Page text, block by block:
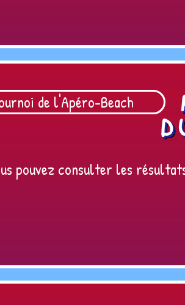
pouvez consulter les